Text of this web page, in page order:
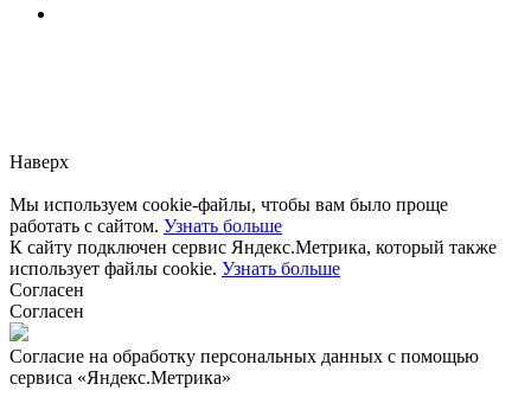
Наверх
Мы используем cookie-файлы, чтобы вам было проще
работать с сайтом. Узнать больше
К сайту подключен сервис Яндекс.Метрика, который также
использует файлы cookie. Узнать больше
Согласен
Согласен
Согласие на обработку персональных данных с помощью
сервиса «Яндекс.Метрика»